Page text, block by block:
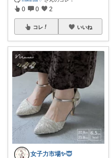
0 0 2
コレ いいね
女子力市場✨😇